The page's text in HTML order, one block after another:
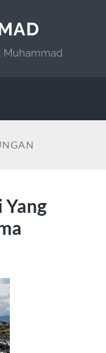
Muhammad